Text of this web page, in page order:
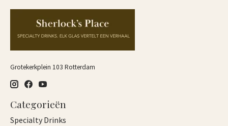
Grotekerkplein 103 Rotterdam
Categorieën
Specialty Drinks